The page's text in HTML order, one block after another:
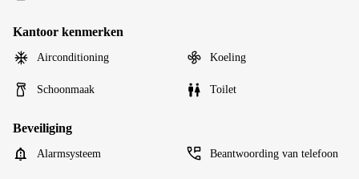
Kantoor kenmerken
Airconditioning Koeling
Schoonmaak Toilet
Beveiliging
Alarmsysteem Beantwoording van telefoon